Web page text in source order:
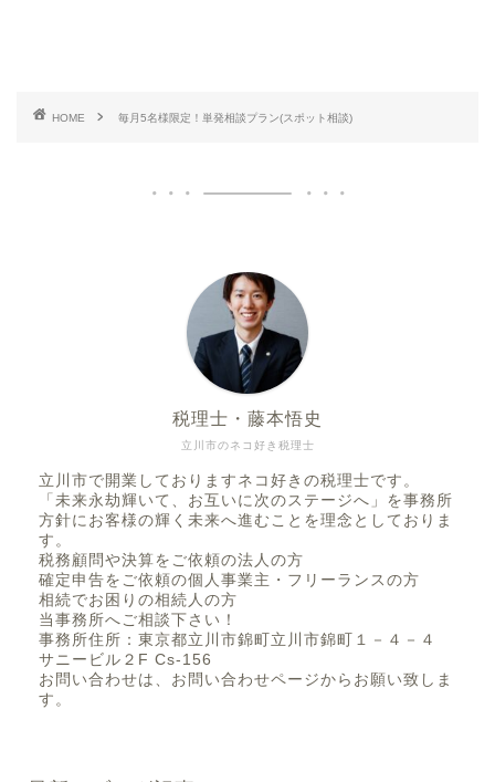
HOME 毎月5名様限定！単発相談プラン(スポット相談)
立川市のネコ好き税理士
税理士・藤本悟史
立川市で開業しておりますネコ好きの税理士です。
「未来永劫輝いて、お互いに次のステージへ」を事務所
方針にお客様の輝く未来へ進むことを理念としておりま
す。
税務顧問や決算をご依頼の法人の方
確定申告をご依頼の個人事業主・フリーランスの方
相続でお困りの相続人の方
当事務所へご相談下さい！
事務所住所：東京都立川市錦町立川市錦町１－４－４
サニービル２F Cs-156
お問い合わせは、お問い合わせページからお願い致しま
す。